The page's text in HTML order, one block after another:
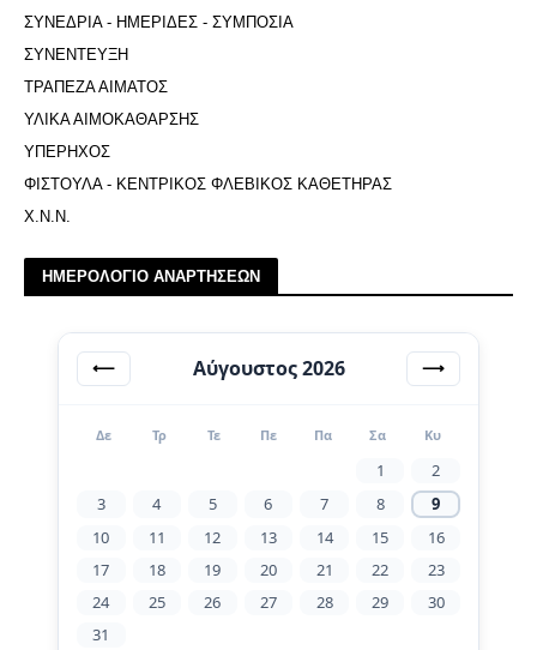
ΣΥΝΕΔΡΙΑ - ΗΜΕΡΙΔΕΣ - ΣΥΜΠΟΣΙΑ
ΣΥΝΕΝΤΕΥΞΗ
ΤΡΑΠΕΖΑ ΑΙΜΑΤΟΣ
ΥΛΙΚΑ ΑΙΜΟΚΑΘΑΡΣΗΣ
ΥΠΕΡΗΧΟΣ
ΦΙΣΤΟΥΛΑ - ΚΕΝΤΡΙΚΟΣ ΦΛΕΒΙΚΟΣ ΚΑΘΕΤΗΡΑΣ
Χ.Ν.Ν.
ΗΜΕΡΟΛΟΓΙΟ ΑΝΑΡΤΗΣΕΩΝ
⟵ Αύγουστος 2026 ⟶
Δε Τρ Τε Πε Πα Σα Κυ
1
2
3
4 5 6 7 8
9
10
11 12 13 14 15
16
17
18 19 20 21 22
23
24
25 26 27 28 29
30
31